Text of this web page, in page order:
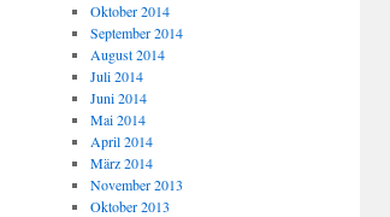
Oktober 2014
September 2014
August 2014
Juli 2014
Juni 2014
Mai 2014
April 2014
März 2014
November 2013
Oktober 2013